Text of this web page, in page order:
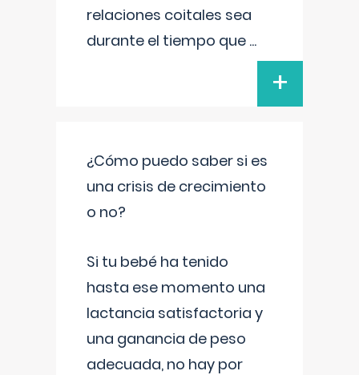
relaciones coitales sea
durante el tiempo que ...
+
¿Cómo puedo saber si es
una crisis de crecimiento
o no?
Si tu bebé ha tenido
hasta ese momento una
lactancia satisfactoria y
una ganancia de peso
adecuada, no hay por